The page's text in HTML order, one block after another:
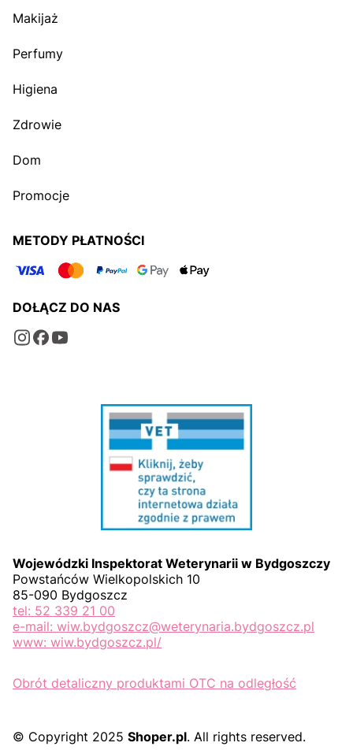
Makijaż
Perfumy
Higiena
Zdrowie
Dom
Promocje
METODY PŁATNOŚCI
DOŁĄCZ DO NAS
Wojewódzki Inspektorat Weterynarii w Bydgoszczy
Powstańców Wielkopolskich 10
85-090 Bydgoszcz
tel: 52 339 21 00
e-mail: wiw.bydgoszcz@weterynaria.bydgoszcz.pl
www: wiw.bydgoszcz.pl/
Obrót detaliczny produktami OTC na odległość
© Copyright 2025 Shoper.pl. All rights reserved.